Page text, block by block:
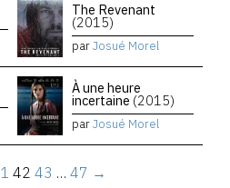
The Revenant
(2015)
parJosué Morel
À une heure
incertaine (2015)
parJosué Morel
42 43 … 47 →